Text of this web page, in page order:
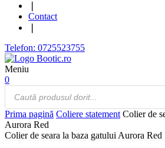
Contact
Telefon: 0725523755
Meniu
0
Products
search
Prima pagină Coliere statement Colier de
Aurora Red
Colier de seara la baza gatului Aurora Red